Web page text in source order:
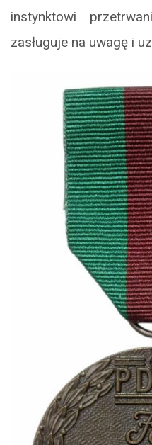
instynktowi
zasługuje na uwagę i